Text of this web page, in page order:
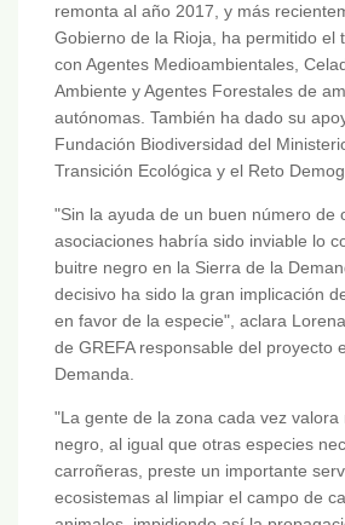
remonta al año 2017, y más
Gobierno de la Rioja, ha permitido el
con Agentes Medioambientales,
Ambiente y Agentes Forestales de
autónomas. También ha dado su
Fundación Biodiversidad del
Transición Ecológica y el Reto
"Sin la ayuda de un buen número de
asociaciones habría sido inviable lo
buitre negro en la Sierra de la
decisivo ha sido la gran implicación
en favor de la especie", aclara
de GREFA responsable del proyecto
Demanda.
"La gente de la zona cada vez valora
negro, al igual que otras especies
carroñeras, preste un importante
ecosistemas al limpiar el campo de